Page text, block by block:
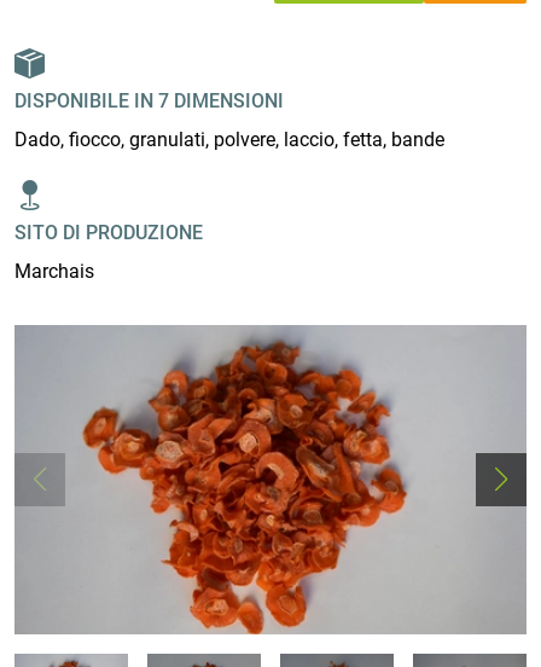
DISPONIBILE IN 7 DIMENSIONI
Dado, fiocco, granulati, polvere, laccio, fetta, bande
SITO DI PRODUZIONE
Marchais